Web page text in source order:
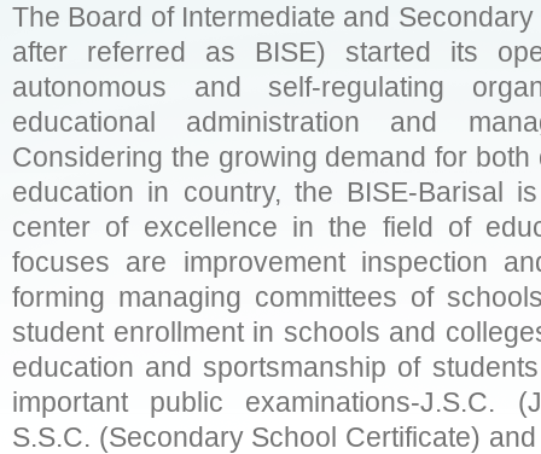
The Board of Intermediate and
after referred as BISE) started its
autonomous and self-regulating
educational administration and
Considering the growing demand for
education in country, the BISE-Barisal
center of excellence in the field of
focuses are improvement inspection
forming managing committees of
student enrollment in schools and
education and sportsmanship of
important public examinations-J.S.C.
S.S.C. (Secondary School Certificate)